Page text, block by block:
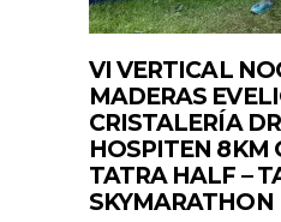
VI VERTICAL
MADERAS
CRISTALERÍA
HOSPITEN 8KM
TATRA HALF –
SKYMARATHON